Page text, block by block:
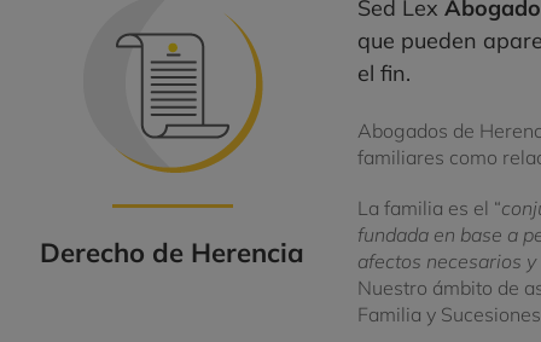
Derecho de Herencia
Sed Lex
que pueden
el fin.
Abogados de
familiares como
La familia es el “
fundada en base a
afectos necesarios
Nuestro ámbito de
Familia y